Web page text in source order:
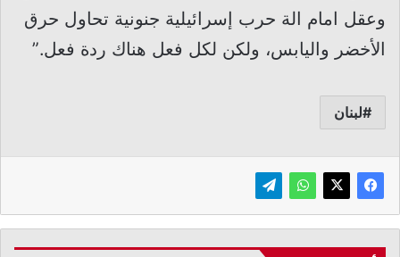
وعقل امام الة حرب إسرائيلية جنونية تحاول حرق
الأخضر واليابس، ولكن لكل فعل هناك ردة فعل.”
لبنان